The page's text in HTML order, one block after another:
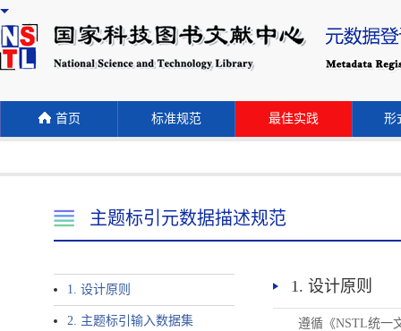
首页 标准规范 最佳实践 形
主题标引元数据描述规范
1. 设计原则
2. 主题标引输入数据集
1. 设计原则
遵循《NSTL统一